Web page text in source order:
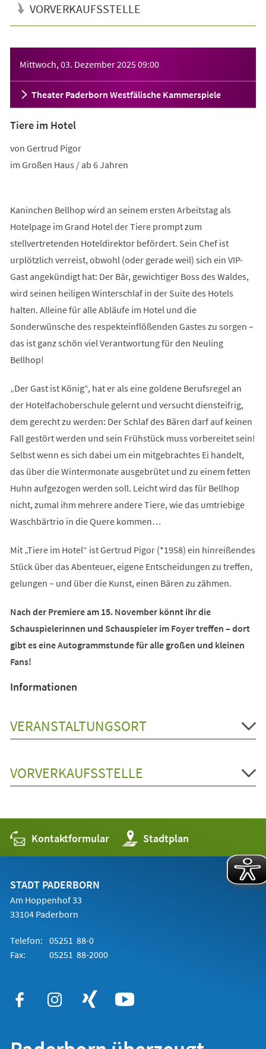
VORVERKAUFSSTELLE
Mittwoch, 03. Dezember 202509:00
Theater Paderborn Westfälische Kammerspiele
Tiere im Hotel
von Gertrud Pigor
im Großen Haus / ab 6 Jahren
Kaninchen Bellhop wird an seinem ersten Arbeitstag als
Hotelpage im Grand Hotel der Tiere prompt zum
stellvertretenden Hoteldirektor befördert. Sein Chef ist
urplötzlich verreist, obwohl (oder gerade weil) sich ein VIP-
Gast angekündigt hat: Der Bär, gewichtiger Boss des Waldes,
wird seinen heiligen Winterschlaf in der Suite des Hotels
halten. Alleine für alle Abläufe im Hotel und die
Sonderwünsche des respekteinflößenden Gastes zu sorgen –
das ist ganz schön viel Verantwortung für den Neuling
Bellhop!
„Der Gast ist König“, hat er als eine goldene Berufsregel an
der Hotelfachoberschule gelernt und versucht diensteifrig,
dem gerecht zu werden: Der Schlaf des Bären darf auf keinen
Fall gestört werden und sein Frühstück muss vorbereitet sein!
Selbst wenn es sich dabei um ein mitgebrachtes Ei handelt,
das über die Wintermonate ausgebrütet und zu einem fetten
Huhn aufgezogen werden soll. Leicht wird das für Bellhop
nicht, zumal ihm mehrere andere Tiere, wie das umtriebige
Waschbärtrio in die Quere kommen…
Mit „Tiere im Hotel“ ist Gertrud Pigor (*1958) ein hinreißendes
Stück über das Abenteuer, eigene Entscheidungen zu treffen,
gelungen – und über die Kunst, einen Bären zu zähmen.
Nach der Premiere am 15. November könnt ihr die
Schauspielerinnen und Schauspieler im Foyer treffen – dort
gibt es eine Autogrammstunde für alle großen und kleinen
Fans!
Informationen
VERANSTALTUNGSORT
VORVERKAUFSSTELLE
Kontaktformular Stadtplan
(Öffnet
in
einem
STADT PADERBORN
Am Hoppenhof 33
33104 Paderborn
Telefon: 05251 88-0
Fax:
05251 88-2000